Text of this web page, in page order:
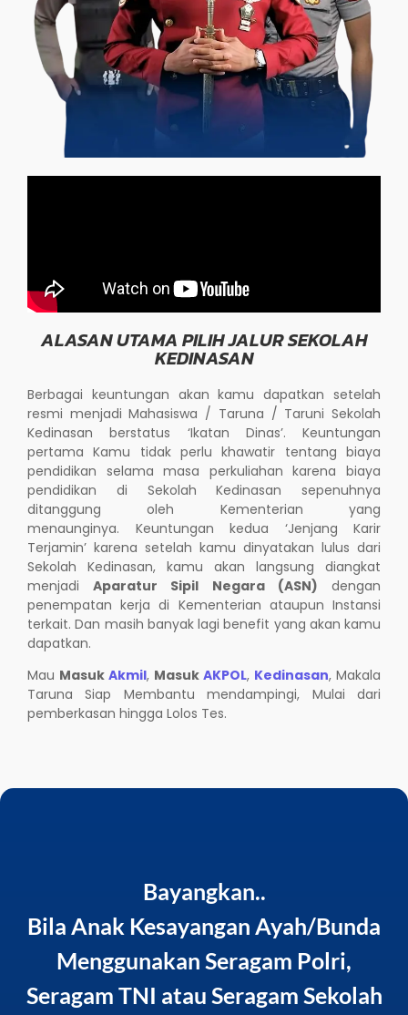
ALASAN UTAMA PILIH JALUR SEKOLAH
KEDINASAN
Berbagai keuntungan akan kamu dapatkan setelah
resmi menjadi Mahasiswa / Taruna / Taruni Sekolah
Kedinasan berstatus ‘Ikatan Dinas’. Keuntungan
pertama Kamu tidak perlu khawatir tentang biaya
pendidikan selama masa perkuliahan karena biaya
pendidikan di Sekolah Kedinasan sepenuhnya
ditanggung oleh Kementerian yang
menaunginya. Keuntungan kedua ‘Jenjang Karir
Terjamin’ karena setelah kamu dinyatakan lulus dari
Sekolah Kedinasan, kamu akan langsung diangkat
menjadiAparatur Sipil Negara (ASN) dengan
penempatan kerja di Kementerian ataupun Instansi
terkait. Dan masih banyak lagi benefit yang akan kamu
dapatkan.
Mau Masuk Akmil, Masuk AKPOL, Kedinasan, Makala
Taruna Siap Membantu mendampingi, Mulai dari
pemberkasan hingga Lolos Tes.
Bayangkan..
Bila Anak Kesayangan Ayah/Bunda
Menggunakan Seragam Polri,
Seragam TNI atau Seragam Sekolah